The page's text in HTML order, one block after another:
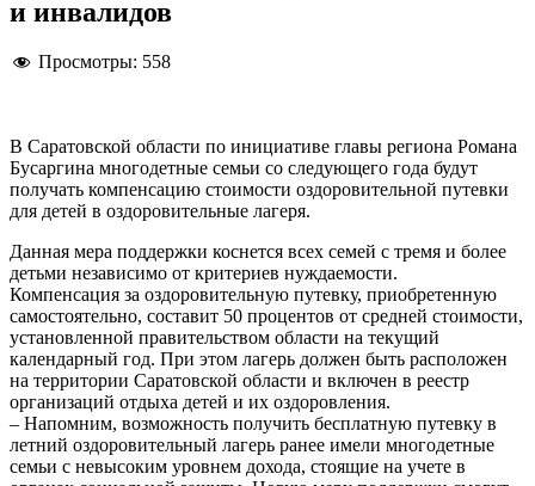
и инвалидов
Просмотры: 558
В Саратовской области по инициативе главы региона Романа
Бусаргина многодетные семьи со следующего года будут
получать компенсацию стоимости оздоровительной путевки
для детей в оздоровительные лагеря.
Данная мера поддержки коснется всех семей с тремя и более
детьми независимо от критериев нуждаемости.
Компенсация за оздоровительную путевку, приобретенную
самостоятельно, составит 50 процентов от средней стоимости,
установленной правительством области на текущий
календарный год. При этом лагерь должен быть расположен
на территории Саратовской области и включен в реестр
организаций отдыха детей и их оздоровления.
– Напомним, возможность получить бесплатную путевку в
летний оздоровительный лагерь ранее имели многодетные
семьи с невысоким уровнем дохода, стоящие на учете в